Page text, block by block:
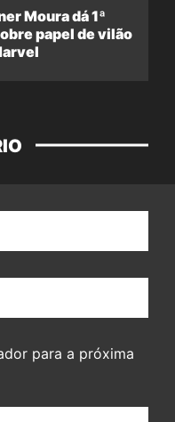
Moura dá 1ª
papel de vilão
para a próxima